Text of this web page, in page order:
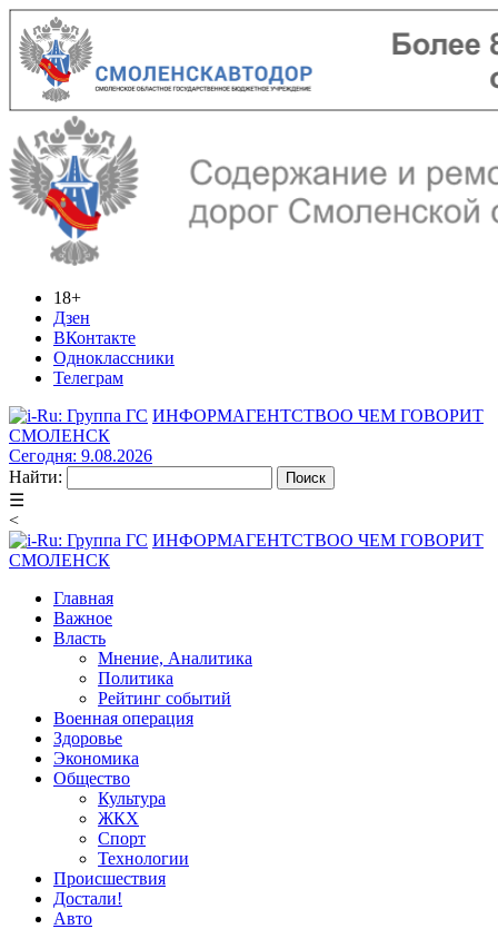
18+
Дзен
ВКонтакте
Одноклассники
Телеграм
ИНФОРМАГЕНТСТВОО ЧЕМ ГОВОРИТ
СМОЛЕНСК
Сегодня: 9.08.2026
Найти:
☰
<
ИНФОРМАГЕНТСТВОО ЧЕМ ГОВОРИТ
СМОЛЕНСК
Главная
Важное
Власть
Мнение, Аналитика
Политика
Рейтинг событий
Военная операция
Здоровье
Экономика
Общество
Культура
ЖКХ
Спорт
Технологии
Происшествия
Достали!
Авто